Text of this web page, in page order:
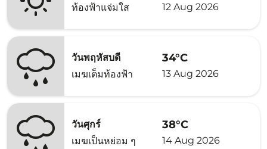
ท้องฟ้าแจ่มใส
12 Aug 2026
วันพฤหัสบดี
เมฆเต็มท้องฟ้า
34°C
13 Aug 2026
วันศุกร์
เมฆเป็นหย่อม ๆ
38°C
14 Aug 2026